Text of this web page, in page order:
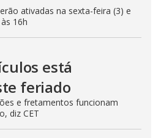
ativadas na sexta-feira (3) e
16h
está
feriado
e fretamentos funcionam
diz CET